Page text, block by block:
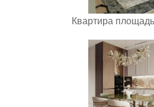
Квартира